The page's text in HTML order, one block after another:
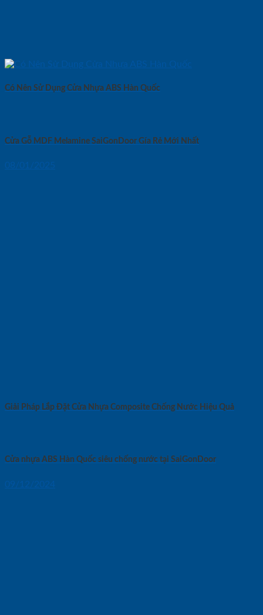
Có Nên Sử Dụng Cửa Nhựa ABS Hàn Quốc
Cửa Gỗ MDF Melamine SaiGonDoor Gía Rẻ Mới Nhất
08/01/2025
Giải Pháp Lắp Đặt Cửa Nhựa Composite Chống Nước Hiệu Quả
Cửa nhựa ABS Hàn Quốc siêu chống nước tại SaiGonDoor
09/12/2024